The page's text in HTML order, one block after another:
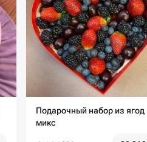
Подарочный набор из ягод
микс